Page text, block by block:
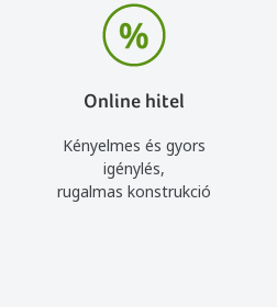
Online hitel
Kényelmes és gyors
igénylés,
rugalmas konstrukció